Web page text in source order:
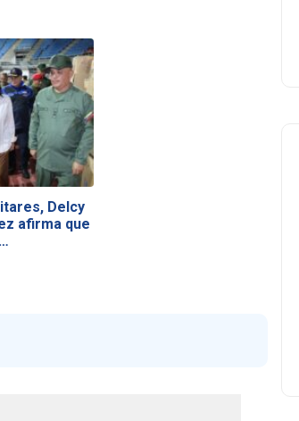
Delcy
afirma que